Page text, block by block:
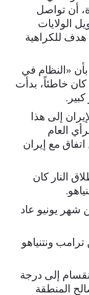
أن تواصل
الولايات
هدف للكراهية
بأن «النظام في
خاطئاً، بدأت
إلى هذا
العام
مع إيران
النار كان
شهر يونيو عاد
ونتنياهو
إلى درجة
المنطقة